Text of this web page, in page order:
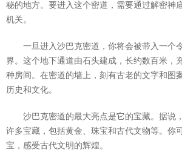
秘的地方。要进入这个密道，需要通过解密神
机关。
一旦进入沙巴克密道，你将会被带入一个
界。这个地下通道由石头建成，长约数百米，
种房间。在密道的墙上，刻有古老的文字和图
历史和文化。
沙巴克密道的最大亮点是它的宝藏。据说
许多宝藏，包括黄金、珠宝和古代文物等。你
宝，感受古代文明的辉煌。